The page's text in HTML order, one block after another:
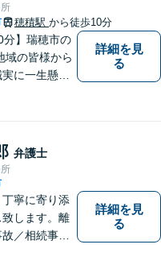
穂積駅 から徒歩10分
分】瑞穂市の
域の皆様から
に一生懸命
事件に対応
気軽にお電
場完備】
詳細を見
る
弁護士
丁寧に寄り添
します。離
／相続事件
詳細を見
る